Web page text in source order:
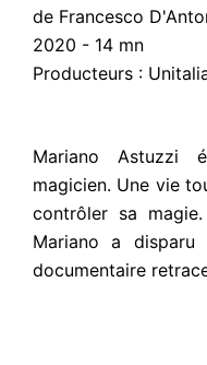
de Francesco
2020 - 14 mn
Producteurs :
Mariano Astuzzi
magicien. Une vie
contrôler sa
Mariano a
documentaire